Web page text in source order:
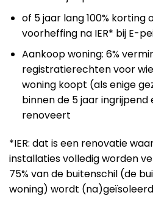
of 5 jaar lang 100% korting
voorheffing na IER* bij E-
Aankoop woning: 6%
registratierechten voor
woning koopt (als enige
binnen de 5 jaar
renoveert
*IER: dat is een renovatie
installaties volledig worden
75% van de buitenschil (de
woning) wordt